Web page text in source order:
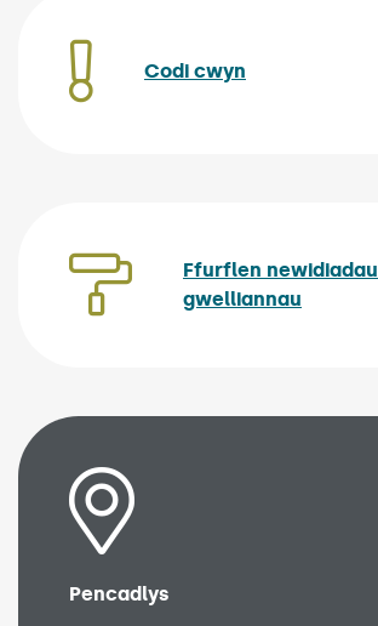
Codi cwyn (Link opens
Ffurflen
gwelliannau (Link
Pencadlys